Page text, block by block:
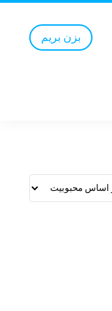
بزن بریم